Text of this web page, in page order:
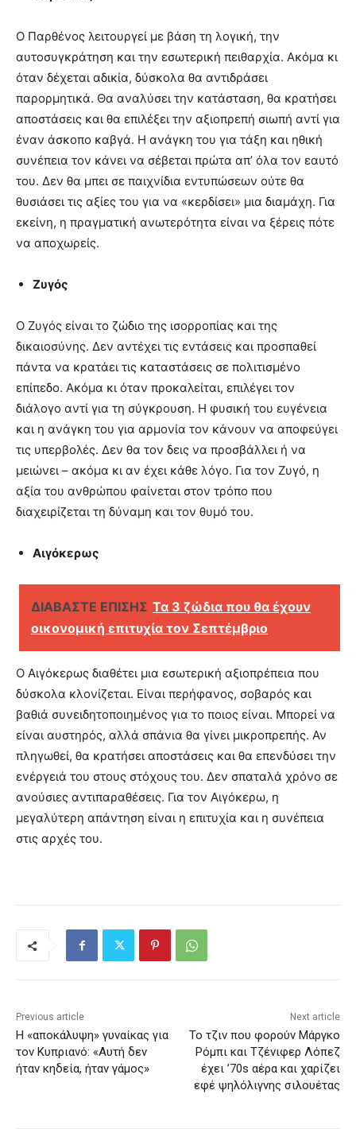
Ο Παρθένος λειτουργεί με βάση τη λογική, την
αυτοσυγκράτηση και την εσωτερική πειθαρχία. Ακόμα κι
όταν δέχεται αδικία, δύσκολα θα αντιδράσει
παρορμητικά. Θα αναλύσει την κατάσταση, θα κρατήσει
αποστάσεις και θα επιλέξει την αξιοπρεπή σιωπή αντί για
έναν άσκοπο καβγά. Η ανάγκη του για τάξη και ηθική
συνέπεια τον κάνει να σέβεται πρώτα απ’ όλα τον εαυτό
του. Δεν θα μπει σε παιχνίδια εντυπώσεων ούτε θα
θυσιάσει τις αξίες του για να «κερδίσει» μια διαμάχη. Για
εκείνη, η πραγματική ανωτερότητα είναι να ξέρεις πότε
να αποχωρείς.
Ζυγός
Ο Ζυγός είναι το ζώδιο της ισορροπίας και της
δικαιοσύνης. Δεν αντέχει τις εντάσεις και προσπαθεί
πάντα να κρατάει τις καταστάσεις σε πολιτισμένο
επίπεδο. Ακόμα κι όταν προκαλείται, επιλέγει τον
διάλογο αντί για τη σύγκρουση. Η φυσική του ευγένεια
και η ανάγκη του για αρμονία τον κάνουν να αποφεύγει
τις υπερβολές. Δεν θα τον δεις να προσβάλλει ή να
μειώνει – ακόμα κι αν έχει κάθε λόγο. Για τον Ζυγό, η
αξία του ανθρώπου φαίνεται στον τρόπο που
διαχειρίζεται τη δύναμη και τον θυμό του.
Αιγόκερως
ΔΙΑΒΑΣΤΕ ΕΠΙΣΗΣ Τα 3 ζώδια που θα έχουν
οικονομική επιτυχία τον Σεπτέμβριο
Ο Αιγόκερως διαθέτει μια εσωτερική αξιοπρέπεια που
δύσκολα κλονίζεται. Είναι περήφανος, σοβαρός και
βαθιά συνειδητοποιημένος για το ποιος είναι. Μπορεί να
είναι αυστηρός, αλλά σπάνια θα γίνει μικροπρεπής. Αν
πληγωθεί, θα κρατήσει αποστάσεις και θα επενδύσει την
ενέργειά του στους στόχους του. Δεν σπαταλά χρόνο σε
ανούσιες αντιπαραθέσεις. Για τον Αιγόκερω, η
μεγαλύτερη απάντηση είναι η επιτυχία και η συνέπεια
στις αρχές του.
Previous article
Η «αποκάλυψη» γυναίκας για
τον Κυπριανό: «Αυτή δεν
ήταν κηδεία, ήταν γάμος»
Next article
Το τζιν που φορούν Μάργκο
Ρόμπι και Τζένιφερ Λόπεζ
έχει ’70s αέρα και χαρίζει
εφέ ψηλόλιγνης σιλουέτας